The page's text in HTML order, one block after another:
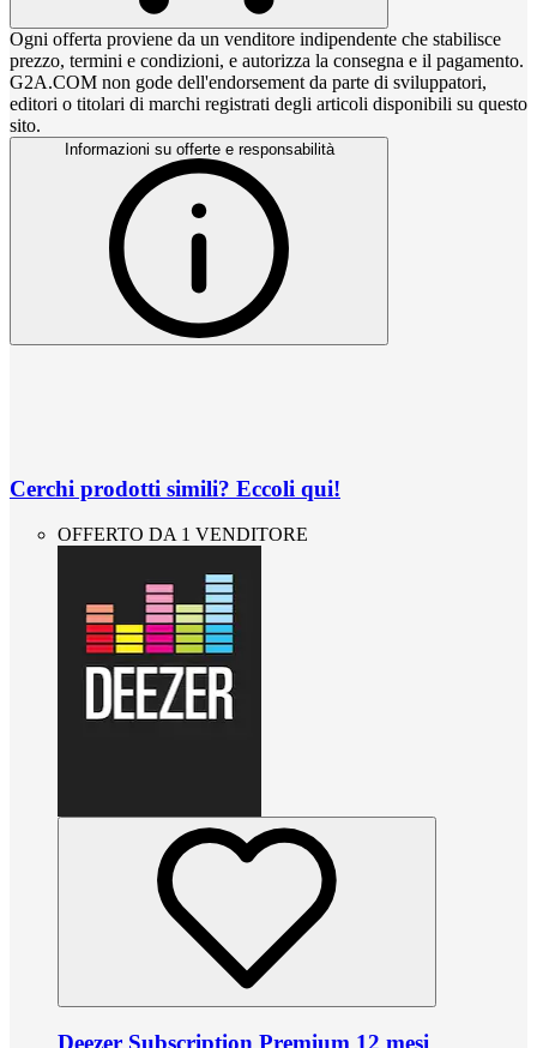
Ogni offerta proviene da un venditore indipendente che stabilisce
prezzo, termini e condizioni, e autorizza la consegna e il pagamento.
G2A.COM non gode dell'endorsement da parte di sviluppatori,
editori o titolari di marchi registrati degli articoli disponibili su questo
sito.
Informazioni su offerte e responsabilità
Cerchi prodotti simili? Eccoli qui!
OFFERTO DA 1 VENDITORE
Deezer Subscription Premium 12 mesi